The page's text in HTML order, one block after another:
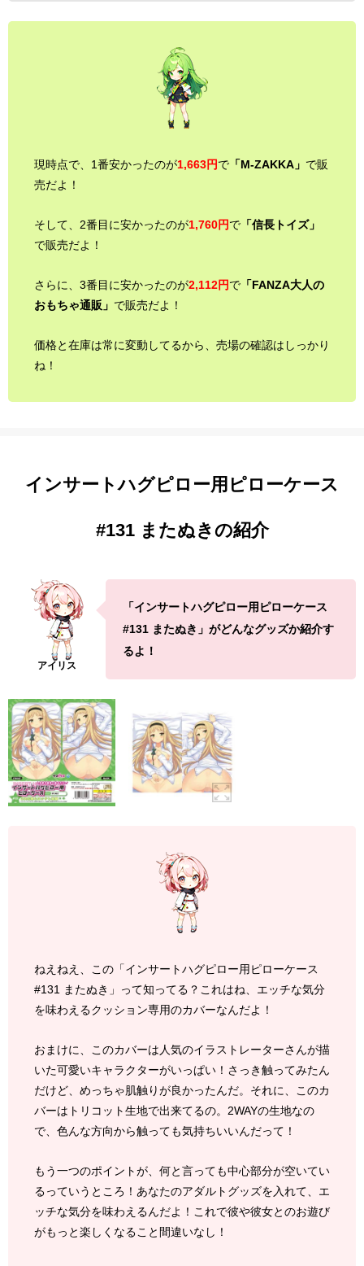
現時点で、1番安かったのが1,663円で 「M-ZAKKA」 で販
売だよ！
そして、2番目に安かったのが1,760円で 「信長トイズ」
で販売だよ！
さらに、3番目に安かったのが2,112円で 「FANZA大人の
おもちゃ通販」 で販売だよ！
価格と在庫は常に変動してるから、売場の確認はしっかり
ね！
インサートハグピロー用ピローケース
#131 またぬきの紹介
「インサートハグピロー用ピローケース
#131 またぬき」がどんなグッズか紹介す
るよ！
ねえねえ、この「インサートハグピロー用ピローケース
#131 またぬき」って知ってる？これはね、エッチな気分
を味わえるクッション専用のカバーなんだよ！
おまけに、このカバーは人気のイラストレーターさんが描
いた可愛いキャラクターがいっぱい！さっき触ってみたん
だけど、めっちゃ肌触りが良かったんだ。それに、このカ
バーはトリコット生地で出来てるの。2WAYの生地なの
で、色んな方向から触っても気持ちいいんだって！
もう一つのポイントが、何と言っても中心部分が空いてい
るっていうところ！あなたのアダルトグッズを入れて、エ
ッチな気分を味わえるんだよ！これで彼や彼女とのお遊び
がもっと楽しくなること間違いなし！